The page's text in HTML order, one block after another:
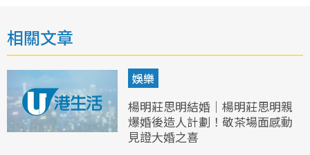
相關文章
娛樂
楊明莊思明結婚｜楊明莊思明親
爆婚後造人計劃！敬茶場面感動
見證大婚之喜